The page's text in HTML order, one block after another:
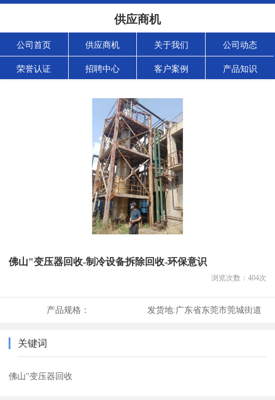
供应商机
公司首页 供应商机 关于我们 公司动态
荣誉认证 招聘中心 客户案例 产品知识
佛山"变压器回收-制冷设备拆除回收-环保意识
浏览次数： 404次
产品规格： 发货地:广东省东莞市莞城街道
关键词
佛山"变压器回收